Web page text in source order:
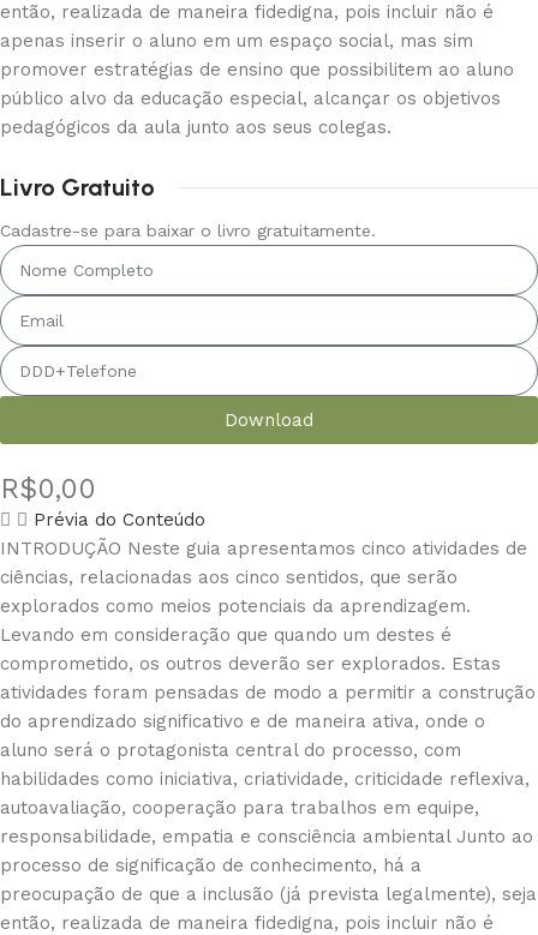
então, realizada de maneira fidedigna, pois incluir não é
apenas inserir o aluno em um espaço social, mas sim
promover estratégias de ensino que possibilitem ao aluno
público alvo da educação especial, alcançar os objetivos
pedagógicos da aula junto aos seus colegas.
Livro Gratuito
Cadastre-se para baixar o livro gratuitamente.
Download
R$0,00
Prévia do Conteúdo
INTRODUÇÃO Neste guia apresentamos cinco atividades de
ciências, relacionadas aos cinco sentidos, que serão
explorados como meios potenciais da aprendizagem.
Levando em consideração que quando um destes é
comprometido, os outros deverão ser explorados. Estas
atividades foram pensadas de modo a permitir a construção
do aprendizado significativo e de maneira ativa, onde o
aluno será o protagonista central do processo, com
habilidades como iniciativa, criatividade, criticidade reflexiva,
autoavaliação, cooperação para trabalhos em equipe,
responsabilidade, empatia e consciência ambiental Junto ao
processo de significação de conhecimento, há a
preocupação de que a inclusão (já prevista legalmente), seja
então, realizada de maneira fidedigna, pois incluir não é